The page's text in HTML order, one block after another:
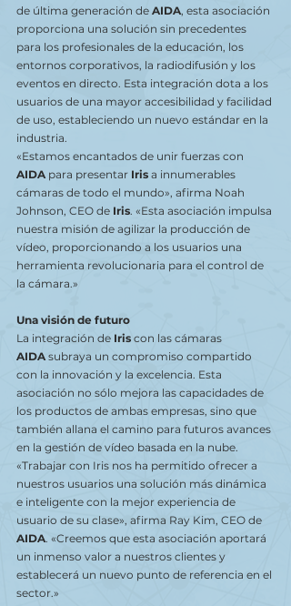
de última generación de AIDA, esta asociación
proporciona una solución sin precedentes
para los profesionales de la educación, los
entornos corporativos, la radiodifusión y los
eventos en directo. Esta integración dota a los
usuarios de una mayor accesibilidad y facilidad
de uso, estableciendo un nuevo estándar en la
industria.
«Estamos encantados de unir fuerzas con
AIDA para presentar Iris a innumerables
cámaras de todo el mundo», afirma Noah
Johnson, CEO de Iris. «Esta asociación impulsa
nuestra misión de agilizar la producción de
vídeo, proporcionando a los usuarios una
herramienta revolucionaria para el control de
la cámara.»
Una visión de futuro
La integración de Iris con las cámaras
AIDA subraya un compromiso compartido
con la innovación y la excelencia. Esta
asociación no sólo mejora las capacidades de
los productos de ambas empresas, sino que
también allana el camino para futuros avances
en la gestión de vídeo basada en la nube.
«Trabajar con Iris nos ha permitido ofrecer a
nuestros usuarios una solución más dinámica
e inteligente con la mejor experiencia de
usuario de su clase», afirma Ray Kim, CEO de
AIDA. «Creemos que esta asociación aportará
un inmenso valor a nuestros clientes y
establecerá un nuevo punto de referencia en el
sector.»